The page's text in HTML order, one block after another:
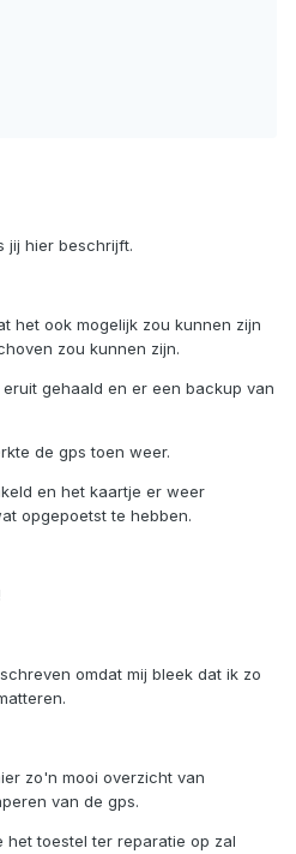
jij hier beschrijft.
het ook mogelijk zou kunnen zijn
zou kunnen zijn.
gehaald en er een backup van
de gps toen weer.
en het kaartje er weer
opgepoetst te hebben.
omdat mij bleek dat ik zo
zo'n mooi overzicht van
van de gps.
het toestel ter reparatie op zal